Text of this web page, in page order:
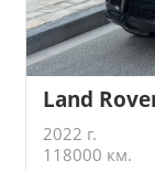
Land
2022 г.
118000 км.